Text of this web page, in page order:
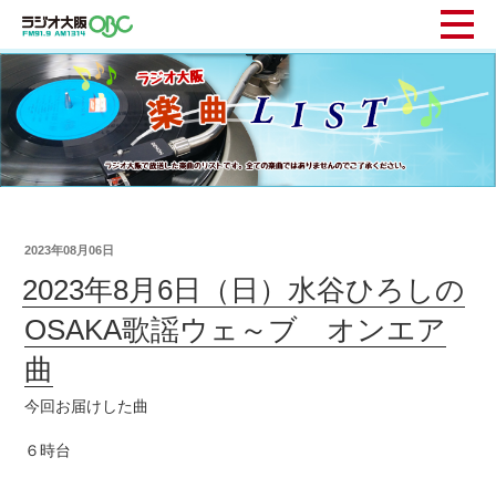
2023年08月06日
2023年8月6日（日）水谷ひろしの
OSAKA歌謡ウェ～ブ オンエア
曲
今回お届けした曲
６時台